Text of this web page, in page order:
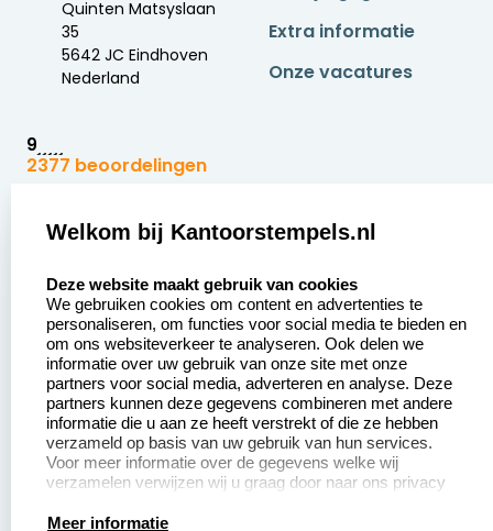
Quinten Matsyslaan
35
5642 JC Eindhoven
Nederland
9
2377 beoordelingen
Extra informatie
Onze vacatures
Zakelijk:
Aanvraag op maat
Betaling &
Verzending
Wederverkoper
worden
Sale
Klantenservice:
Contact opnemen
Veel gestelde vragen
Retourneren
Herroepingsrecht
Productinformatie:
Welkom bij Kantoorstempels.nl
Deze website maakt gebruik van cookies
We gebruiken cookies om content en advertenties te
personaliseren, om functies voor social media te bieden en
om ons websiteverkeer te analyseren. Ook delen we
informatie over uw gebruik van onze site met onze
partners voor social media, adverteren en analyse. Deze
partners kunnen deze gegevens combineren met andere
informatie die u aan ze heeft verstrekt of die ze hebben
verzameld op basis van uw gebruik van hun services.
Voor meer informatie over de gegevens welke wij
verzamelen verwijzen wij u graag door naar ons privacy
Meer informatie